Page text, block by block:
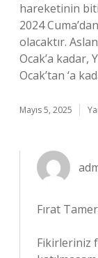
hareketinin
2024
olacaktır.
Ocak’a kadar,
Ocak’tan ‘a
Mayıs 5, 2025
Fırat
Fikirleriniz